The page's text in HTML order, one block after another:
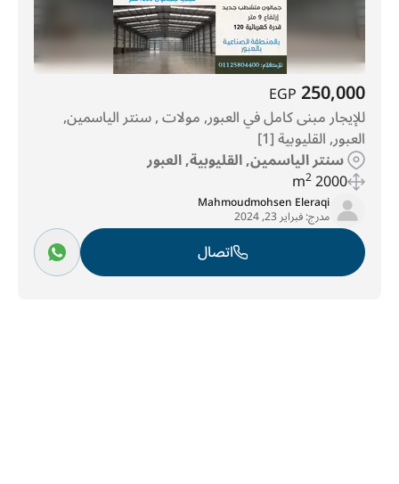
250,000
EGP
للإيجار مبنى كامل في العبور, مولات , سنتر الياسمين,
العبور, القليوبية [1]
سنتر الياسمين, القليوبية, العبور
2000 m
2
Mahmoudmohsen Eleraqi
مدرج:فبراير 23, 2024
اتصال